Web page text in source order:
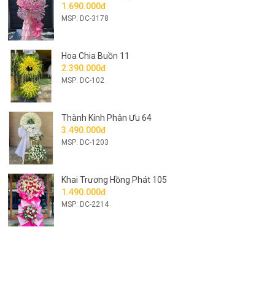
1.690.000đ
MSP: DC-3178
Hoa Chia Buồn 11
2.390.000đ
MSP: DC-102
Thành Kính Phân Ưu 64
3.490.000đ
MSP: DC-1203
Khai Trương Hồng Phát 105
1.490.000đ
MSP: DC-2214